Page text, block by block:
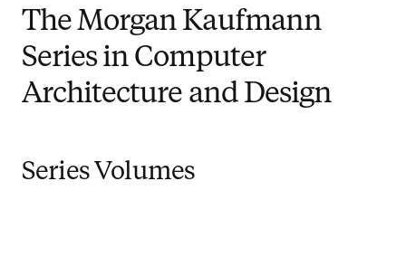
The Morgan Kaufmann
Series in Computer
Architecture and Design
Series Volumes